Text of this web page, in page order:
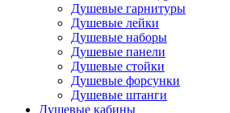
Душевые гарнитуры
Душевые лейки
Душевые наборы
Душевые панели
Душевые стойки
Душевые форсунки
Душевые штанги
Душевые кабины